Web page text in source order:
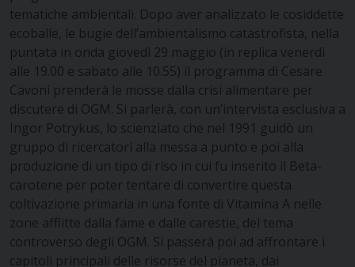
tematiche ambientali. Dopo aver analizzato le cosiddette
ecoballe, le bugie dell’ambientalismo catastrofista, nella
puntata in onda giovedì 29 maggio (in replica venerdì
alle 19.00 e sabato alle 10.55) il programma di Cesare
Cavoni prenderà le mosse dalla crisi alimentare per
discutere di OGM. Si parlerà, con un’intervista esclusiva a
Ingor Potrykus, lo scienziato che nel 1991 guidò un
gruppo di ricercatori alla messa a punto e poi alla
produzione di un tipo di riso in cui fu inserito il Beta-
carotene per poter tentare di convertire questa
coltivazione primaria in una fonte di Vitamina A nelle
zone afflitte dalla fame e dalle carestie, del tema
controverso degli OGM. Si passerà poi ad affrontare i
capitoli principali delle risorse del pianeta, dai